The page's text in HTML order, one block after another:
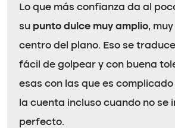
Lo que más confianza da al
su punto dulce muy amplio,
centro del plano. Eso se
fácil de golpear y con buena
esas con las que es
la cuenta incluso cuando no se
perfecto.